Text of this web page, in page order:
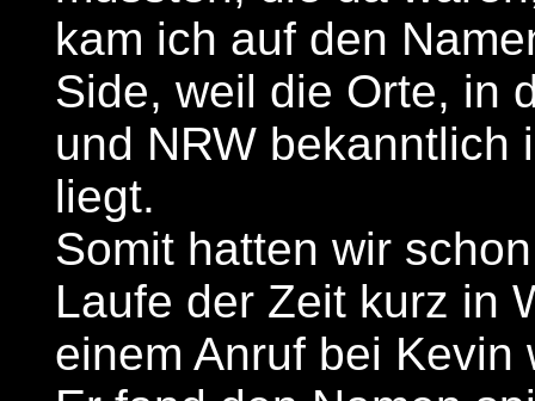
kam ich auf den
Side, weil die Orte, in
und NRW bekanntlich
liegt.
Somit hatten wir
Laufe der Zeit kurz in
einem Anruf bei